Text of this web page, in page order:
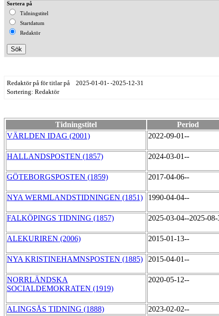
Sortera på
Tidningstitel
Startdatum
Redaktör
Redaktör på för titlar på 2025-01-01- -2025-12-31
Sortering: Redaktör
Tidningstitel
Period
VÄRLDEN IDAG (2001)
2022-09-01--
HALLANDSPOSTEN (1857) 2024-03-01--
GÖTEBORGSPOSTEN (1859) 2017-04-06--
NYA WERMLANDSTIDNINGEN (1851) 1990-04-04--
FALKÖPINGS TIDNING (1857) 2025-03-04--2025-
ALEKURIREN (2006) 2015-01-13--
NYA KRISTINEHAMNSPOSTEN (1885) 2015-04-01--
NORRLÄNDSKA
SOCIALDEMOKRATEN (1919)
2020-05-12--
ALINGSÅS TIDNING (1888)
2023-02-02--